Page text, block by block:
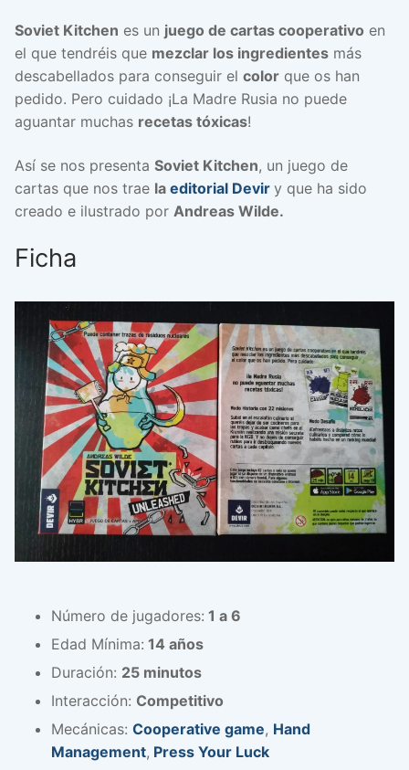
Soviet Kitchen es un juego de cartas cooperativo en
el que tendréis que mezclar los ingredientes más
descabellados para conseguir el color que os han
pedido. Pero cuidado ¡La Madre Rusia no puede
aguantar muchas recetas tóxicas!
Así se nos presenta Soviet Kitchen, un juego de
cartas que nos trae la editorial Devir y que ha sido
creado e ilustrado por Andreas Wilde.
Ficha
Número de jugadores: 1 a 6
Edad Mínima: 14 años
Duración: 25 minutos
Interacción: Competitivo
Mecánicas: Cooperative game, Hand
Management, Press Your Luck